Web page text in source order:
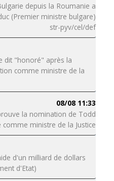
depuis la Roumanie a
(Premier ministre bulgare)
str-pyv/cel/def
dit "honoré" après la
comme ministre de la
08/08 11:33
la nomination de Todd
comme ministre de la Justice
d'un milliard de dollars
d'Etat)